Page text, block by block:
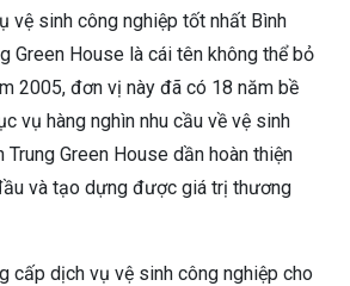
vệ sinh công nghiệp tốt nhất Bình
Green House là cái tên không thể bỏ
2005, đơn vị này đã có 18 năm bề
vụ hàng nghìn nhu cầu về vệ sinh
Trung Green House dần hoàn thiện
và tạo dựng được giá trị thương
cấp dịch vụ vệ sinh công nghiệp cho